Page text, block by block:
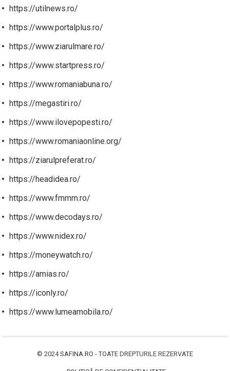
https://utilnews.ro/
https://www.portalplus.ro/
https://www.ziarulmare.ro/
https://www.startpress.ro/
https://www.romaniabuna.ro/
https://megastiri.ro/
https://www.ilovepopesti.ro/
https://www.romaniaonline.org/
https://ziarulpreferat.ro/
https://headidea.ro/
https://www.fmmm.ro/
https://www.decodays.ro/
https://www.nidex.ro/
https://moneywatch.ro/
https://amias.ro/
https://iconly.ro/
https://www.lumeamobila.ro/
© 2024SAFINA.RO - TOATE DREPTURILE REZERVATE